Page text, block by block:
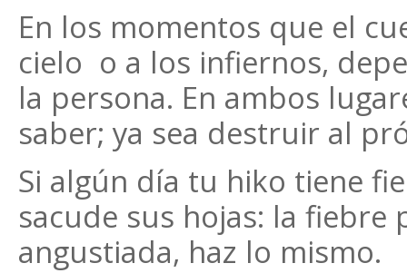
En los momentos que el
cielo o a los infiernos,
la persona. En ambos
saber; ya sea destruir al
Si algún día tu hiko tiene
sacude sus hojas: la fiebre
angustiada, haz lo mismo.